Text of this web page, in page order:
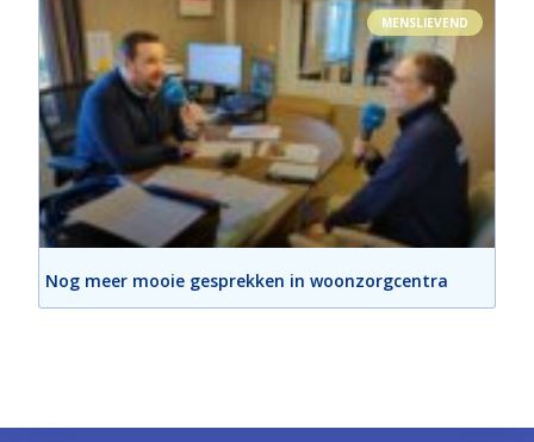
MENSLIEVEND
Nog meer mooie gesprekken in woonzorgcentra